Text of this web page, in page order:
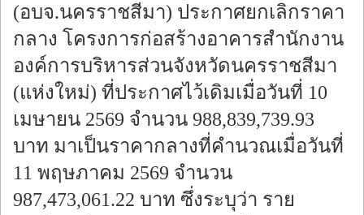
(อบจ.นครราชสีมา) ประกาศยกเลิกราคา
กลาง โครงการก่อสร้างอาคารสำนักงาน
องค์การบริหารส่วนจังหวัดนครราชสีมา
(แห่งใหม่) ที่ประกาศไว้เดิมเมื่อวันที่ 10
เมษายน 2569 จำนวน 988,839,739.93
บาท มาเป็นราคากลางที่คำนวณเมื่อวันที่
11 พฤษภาคม 2569 จำนวน
987,473,061.22 บาท ซึ่งระบุว่า ราย